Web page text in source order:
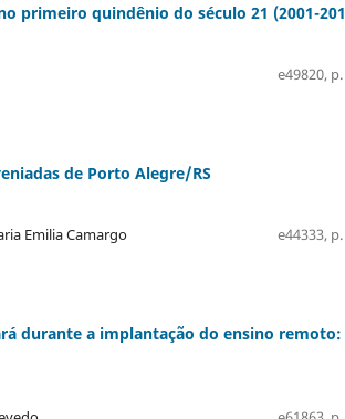
primeiro quindênio do século 21 (2001-
e49820,
de Porto Alegre/RS
Emilia Camargo
e44333,
durante a implantação do ensino remoto: